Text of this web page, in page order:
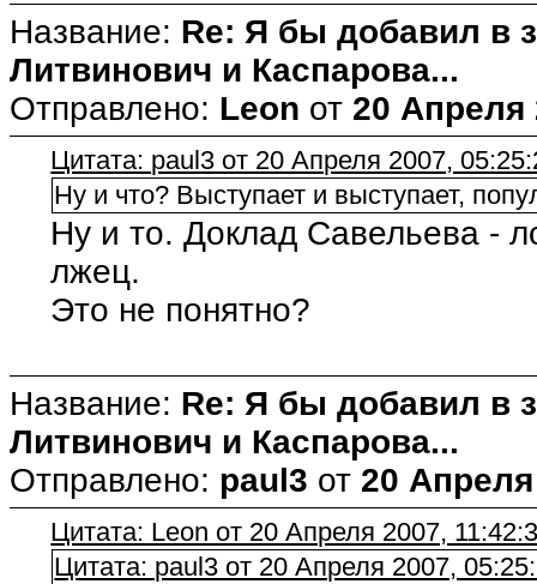
Название: Re: Я бы добавил в
Литвинович и Каспарова...
Отправлено: Leon от 20 Апреля
Цитата: paul3 от 20 Апреля 2007,
Ну и что? Выступает и выступает,
Ну и то. Доклад Савельева -
лжец.
Это не понятно?
Название: Re: Я бы добавил в
Литвинович и Каспарова...
Отправлено: paul3 от 20
Цитата: Leon от 20 Апреля 2007,
Цитата: paul3 от 20 Апреля 2007,